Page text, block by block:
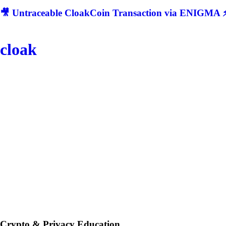
🎥 Untraceable CloakCoin Transaction via ENIGMA
cloak